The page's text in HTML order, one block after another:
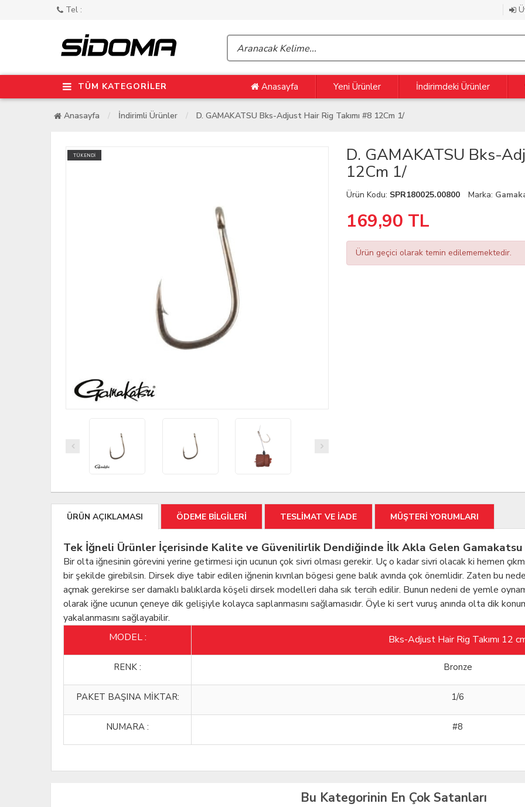
Tel :
TÜM KATEGORİLER Anasayfa Yeni Ürünler İndirimdeki Ürünler
Anasayfa İndirimli Ürünler D. GAMAKATSU Bks-Adjust Hair Rig Takımı #8 12Cm 1/
TÜKENDİ D. GAMAKATSU Bks-
12Cm 1/
Ürün Kodu: SPR180025.00800 Marka:
169,90 TL
Ürün geçici olarak temin edilememektedir.
ÜRÜN AÇIKLAMASI ÖDEME BİLGİLERİ TESLİMAT VE İADE MÜŞTERİ YORUMLARI
Tek İğneli Ürünler İçerisinde Kalite ve Güvenilirlik Dendiğinde İlk Akla Gelen
Bir olta iğnesinin görevini yerine getirmesi için ucunun çok sivri olması gerekir. Uç o kadar sivri olacak ki hemen
bir şekilde girebilsin. Dirsek diye tabir edilen iğnenin kıvrılan bögesi gene balık avında çok önemlidir. Zaten bu
açmak gerekirse ser damaklı balıklarda köşeli dirsek modelleri daha sık tercih edilir. Bunun nedeni de yemle
olarak iğne ucunun çeneye dik gelişiyle kolayca saplanmasını sağlamasıdır. Öyle ki sert vuruş anında olta dik
yakalanmasını sağlayabilir.
MODEL :
Bks-Adjust Hair Rig Takımı 12
RENK : Bronze
PAKET BAŞINA MİKTAR: 1/6
NUMARA : #8
Bu Kategorinin En Çok Satanları